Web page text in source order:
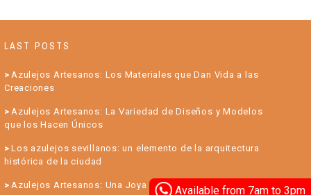
Available from 7am to 3pm
LAST POSTS
Azulejos Artesanos: Los Materiales que Dan Vida a las
Creaciones
Azulejos Artesanos: La Variedad de Diseños y Modelos
que los Hacen Únicos
Los azulejos sevillanos: un elemento de la arquitectura
histórica de la ciudad
Azulejos Artesanos: Una Joya para su Hogar